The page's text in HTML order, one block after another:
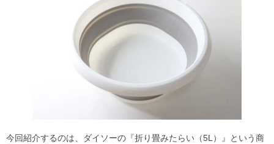
今回紹介するのは、ダイソーの『折り畳みたらい（5L）』という商